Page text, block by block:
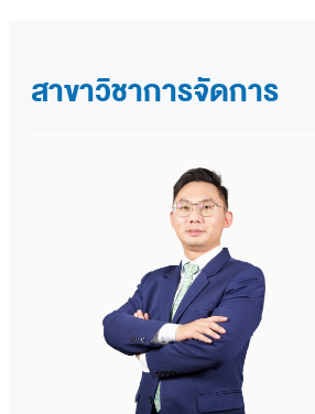
สาขาวิชาการจัดการ